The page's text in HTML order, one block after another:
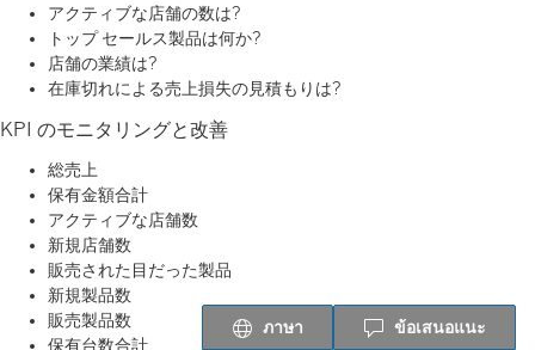
アクティブな店舗の数は?
トップ セールス製品は何か?
店舗の業績は?
在庫切れによる売上損失の見積もりは?
KPI のモニタリングと改善
総売上
保有金額合計
アクティブな店舗数
新規店舗数
販売された目だった製品
新規製品数
販売製品数
保有台数合計
ภาษา ข้อเสนอแนะ